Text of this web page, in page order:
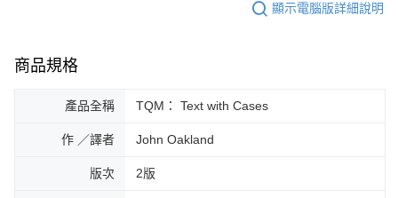
顯示電腦版詳細說明
商品規格
產品全稱 TQM： Text with Cases
作 ／譯者 John Oakland
版次 2版